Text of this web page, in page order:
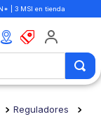
| 3 MSI en tienda
Reguladores